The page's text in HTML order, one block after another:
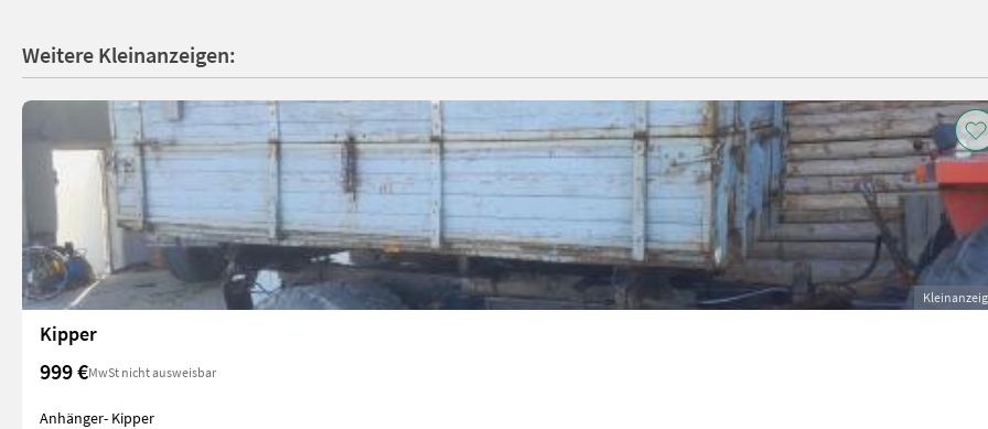
Weitere Kleinanzeigen:
Kipper
999 €MwSt nicht ausweisbar
Anhänger- Kipper